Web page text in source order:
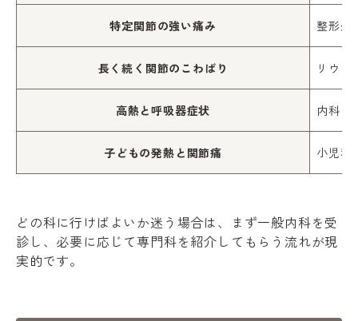
特定関節の強い痛み 整形外
長く続く関節のこわばり リウマ
高熱と呼吸器症状 内科・
子どもの発熱と関節痛 小児科
どの科に行けばよいか迷う場合は、まず一般内科を受
診し、必要に応じて専門科を紹介してもらう流れが現
実的です。